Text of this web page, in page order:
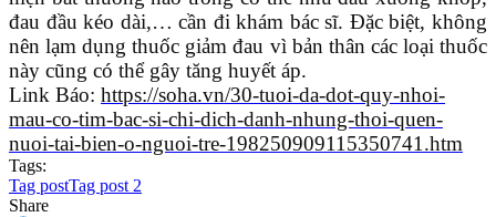
đau đầu kéo dài,… cần đi khám bác sĩ. Đặc biệt, không
nên lạm dụng thuốc giảm đau vì bản thân các loại thuốc
này cũng có thể gây tăng huyết áp.
Link Báo: https://soha.vn/30-tuoi-da-dot-quy-nhoi-
mau-co-tim-bac-si-chi-dich-danh-nhung-thoi-quen-
nuoi-tai-bien-o-nguoi-tre-198250909115350741.htm
Tags:
Tag postTag post 2
Share